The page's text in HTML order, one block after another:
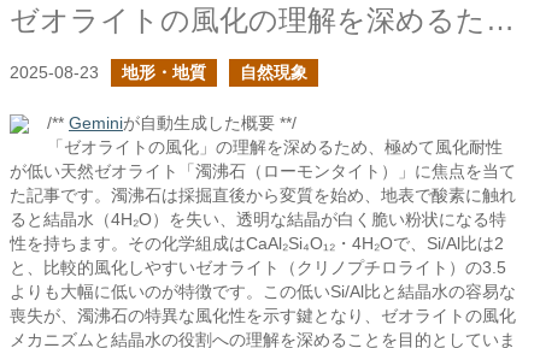
ゼオライトの風化の理解を深めるために濁沸石を見る
2025-08-23 地形・地質 自然現象
/** Geminiが自動生成した概要 **/
「ゼオライトの風化」の理解を深めるため、極めて風化耐性
が低い天然ゼオライト「濁沸石（ローモンタイト）」に焦点を当て
た記事です。濁沸石は採掘直後から変質を始め、地表で酸素に触れ
ると結晶水（4H₂O）を失い、透明な結晶が白く脆い粉状になる特
性を持ちます。その化学組成はCaAl₂Si₄O₁₂・4H₂Oで、Si/Al比は2
と、比較的風化しやすいゼオライト（クリノプチロライト）の3.5
よりも大幅に低いのが特徴です。この低いSi/Al比と結晶水の容易な
喪失が、濁沸石の特異な風化性を示す鍵となり、ゼオライトの風化
メカニズムと結晶水の役割への理解を深めることを目的としていま